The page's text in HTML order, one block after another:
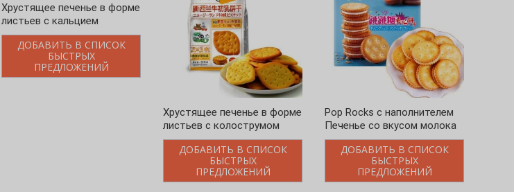
Хрустящее печенье в форме
листьев с кальцием
ДОБАВИТЬ В СПИСОК
БЫСТРЫХ
ПРЕДЛОЖЕНИЙ
Хрустящее печенье в форме
листьев с колострумом
ДОБАВИТЬ В СПИСОК
БЫСТРЫХ
ПРЕДЛОЖЕНИЙ
Pop Rocks с наполнителем
Печенье со вкусом молока
ДОБАВИТЬ В СПИСОК
БЫСТРЫХ
ПРЕДЛОЖЕНИЙ